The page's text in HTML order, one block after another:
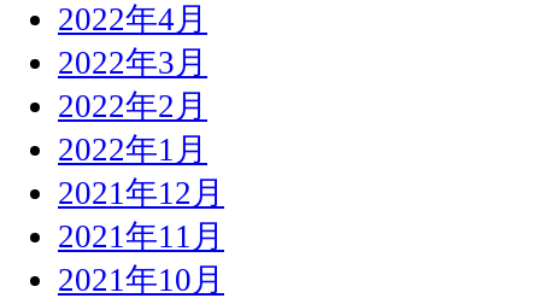
2022年4月
2022年3月
2022年2月
2022年1月
2021年12月
2021年11月
2021年10月